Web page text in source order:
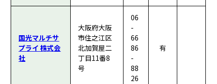
国光マルチサ
プライ 株式会
社
大阪府大阪
市住之江区
北加賀屋二
丁目11番8
号
06
-
66
86
-
88
26
有